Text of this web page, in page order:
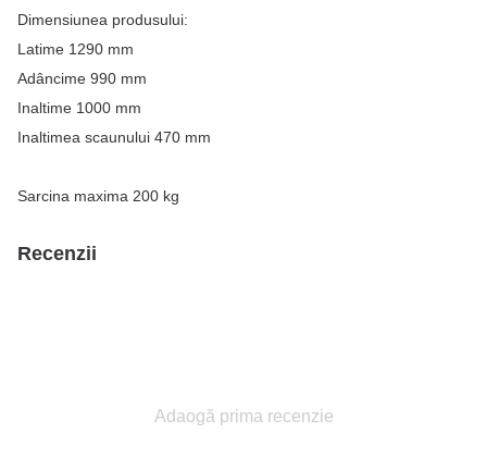
Dimensiunea produsului:
Latime 1290 mm
Adâncime 990 mm
Inaltime 1000 mm
Inaltimea scaunului 470 mm
Sarcina maxima 200 kg
Recenzii
Adaogă prima recenzie